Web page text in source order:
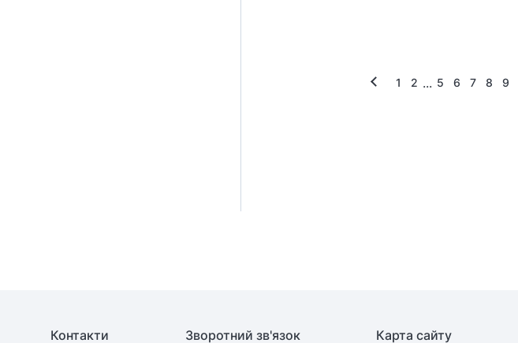
1 2 ... 5 6 7 8 9
Контакти Зворотний зв'язок Карта сайту